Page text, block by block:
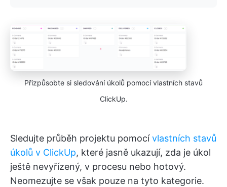
Přizpůsobte si sledování úkolů pomocí vlastních stavů
ClickUp.
Sledujte průběh projektu pomocívlastních stavů
úkolů v ClickUp, které jasně ukazují, zda je úkol
ještě nevyřízený, v procesu nebo hotový.
Neomezujte se však pouze na tyto kategorie.